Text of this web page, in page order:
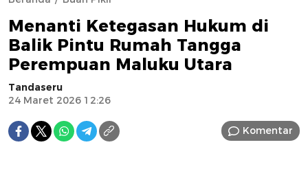
Menanti Ketegasan Hukum di
Balik Pintu Rumah Tangga
Perempuan Maluku Utara
Tandaseru
24 Maret 2026 12:26
Komentar